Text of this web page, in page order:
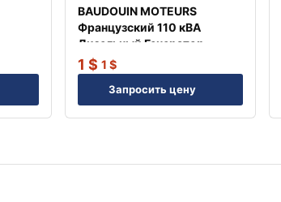
BAUDOUIN MOTEURS
Французский 110 кВА
Дизельный Генератор
TJ110BD
1$ 1$
Запросить цену